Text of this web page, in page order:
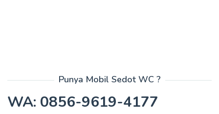
Punya Mobil Sedot WC ?
WA: 0856-9619-4177